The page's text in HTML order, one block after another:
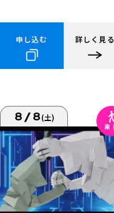
申し込む 詳しく見る
8/8(土)